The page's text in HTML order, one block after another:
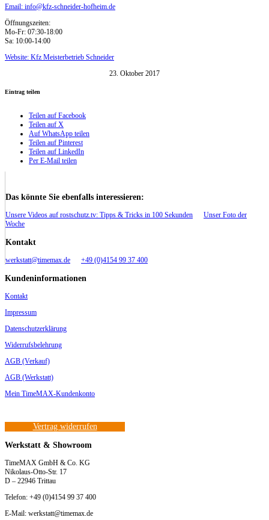
Email: info@kfz-schneider-hofheim.de
Öffnungszeiten:
Mo-Fr: 07:30-18:00
Sa: 10:00-14:00
Website: Kfz Meisterbetrieb Schneider
23. Oktober 2017
Eintrag teilen
Teilen auf Facebook
Teilen auf X
Auf WhatsApp teilen
Teilen auf Pinterest
Teilen auf LinkedIn
Per E-Mail teilen
Das könnte Sie ebenfalls interessieren:
Unsere Videos auf rostschutz.tv: Tipps & Tricks in 100 Sekunden
Unser Foto der
Woche
Kontakt
werkstatt@timemax.de +49 (0)4154 99 37 400
Kundeninformationen
Kontakt
Impressum
Datenschutzerklärung
Widerrufsbelehrung
AGB (Verkauf)
AGB (Werkstatt)
Mein TimeMAX-Kundenkonto
Vertrag widerrufen
Werkstatt & Showroom
TimeMAX GmbH & Co. KG
Nikolaus-Otto-Str. 17
D – 22946 Trittau
Telefon: +49 (0)4154 99 37 400
E-Mail: werkstatt@timemax.de